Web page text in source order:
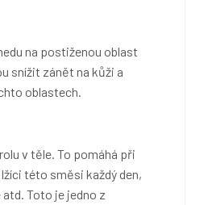
na postiženou oblast
snížit zánět na kůži a
oblastech.
v těle. To pomáhá při
této směsi každý den,
Toto je jedno z